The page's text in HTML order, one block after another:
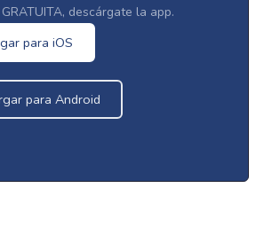
descárgate la app.
para iOS
para Android